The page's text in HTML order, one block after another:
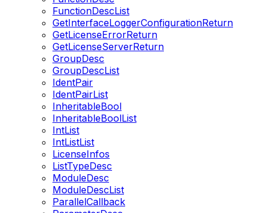
FunctionDescList
GetInterfaceLoggerConfigurationReturn
GetLicenseErrorReturn
GetLicenseServerReturn
GroupDesc
GroupDescList
IdentPair
IdentPairList
InheritableBool
InheritableBoolList
IntList
IntListList
LicenseInfos
ListTypeDesc
ModuleDesc
ModuleDescList
ParallelCallback